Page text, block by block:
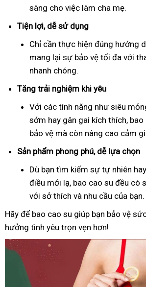
sàng cho việc làm cha mẹ.
Tiện lợi, dễ sử dụng
Chỉ cần thực hiện đúng hướng
mang lại sự bảo vệ tối đa với
nhanh chóng.
Tăng trải nghiệm khi yêu
Với các tính năng như siêu
sớm hay gân gai kích thích,
bảo vệ mà còn nâng cao cảm
Sản phẩm phong phú, dễ lựa chọn
Dù bạn tìm kiếm sự tự nhiên
điều mới lạ, bao cao su đều có
với sở thích và nhu cầu của bạn.
Hãy để bao cao su giúp bạn bảo vệ
hưởng tình yêu trọn vẹn hơn!